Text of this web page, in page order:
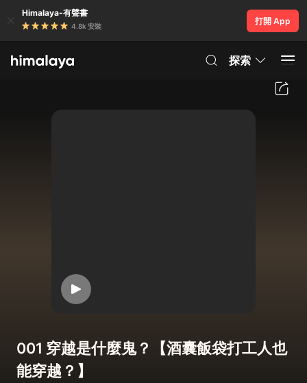
Himalaya-有聲書
4.8k 安裝
打開 App
探索
001 穿越是什麼鬼？【酒囊飯袋打工人也
能穿越？】